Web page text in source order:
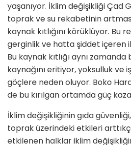
yaşanıyor. İklim değişikliği Çad
toprak ve su rekabetinin
kaynak kıtlığını körüklüyor. Bu
gerginlik ve hatta şiddet içeren
Bu kaynak kıtlığı aynı
kaynağını eritiyor, yoksulluk ve
göçlere neden oluyor. Boko
de bu kırılgan ortamda güç
İklim değişikliğinin gıda
toprak üzerindeki etkileri
etkilenen halklar iklim